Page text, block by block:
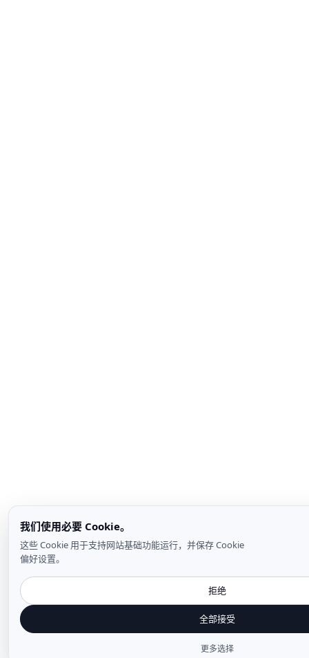
我们使用必要 Cookie。
这些 Cookie 用于支持网站基础功能运行，并保存 Cookie
偏好设置。
拒绝
全部接受
更多选择